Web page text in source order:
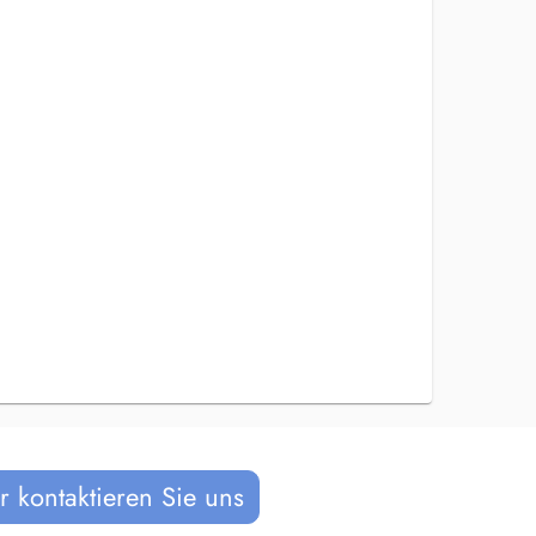
kontaktieren Sie uns